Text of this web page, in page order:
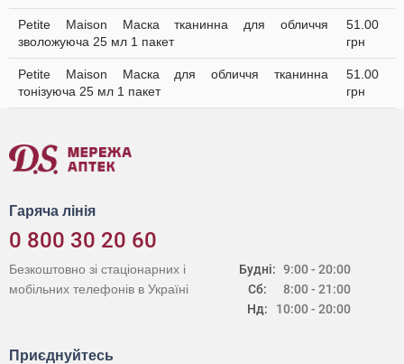
Petite Maison Маска тканинна для обличчя
зволожуюча 25 мл 1 пакет
51.00
грн
Petite Maison Маска для обличчя тканинна
тонізуюча 25 мл 1 пакет
51.00
грн
Гаряча лінія
0 800 30 20 60
Будні:
Сб:
Нд:
9:00 - 20:00
8:00 - 21:00
10:00 - 20:00
Безкоштовно зі стаціонарних і
мобільних телефонів в Україні
Приєднуйтесь